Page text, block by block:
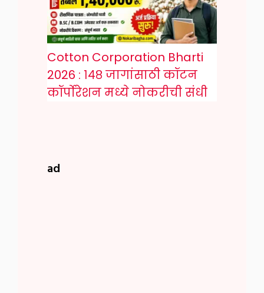
Cotton Corporation Bharti
2026 : १४८ जागांसाठी कॉटन
कॉर्पोरेशन मध्ये नोकरीची संधी
ad